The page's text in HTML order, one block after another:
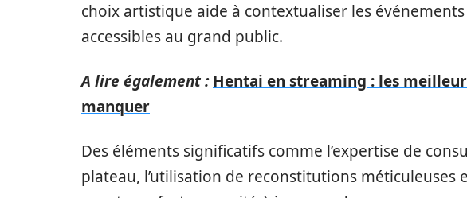
choix artistique aide à contextualiser les
accessibles au grand public.
A lire également : Hentai en streaming : les
manquer
Des éléments significatifs comme l’expertise de
plateau, l’utilisation de reconstitutions méticuleuses